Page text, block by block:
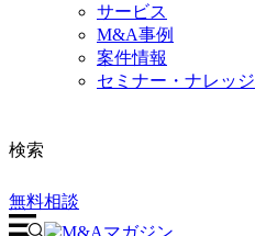
サービス
M&A事例
案件情報
セミナー・ナレッジ
検索
無料相談